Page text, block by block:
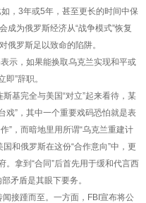
，3年或5年，甚至更长的时间中保
成为俄罗斯经济从“战争模式”恢复
俄罗斯足以致命的陷阱。
示，如果能换取乌克兰实现和平或
即”辞职。
基完全与美国“对立”起来看待，某
戏”，其中一个重要戏码恐怕就是表
”，而暗地里用所谓“乌克兰重建计
和俄罗斯在这份“合作意向”中，更
。拿到“合同”后首先用于缓和代言西
矛盾是其眼下要务。
接踵而至。一方面，FBI宣布将公